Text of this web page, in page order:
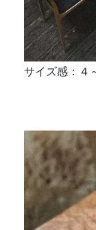
サイズ感：４